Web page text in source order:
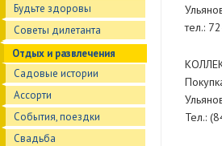
Будьте здоровы
Советы дилетанта
Отдых и развлечения
Садовые истории
Ассорти
События, поездки
Свадьба
тел.:
Тел.: